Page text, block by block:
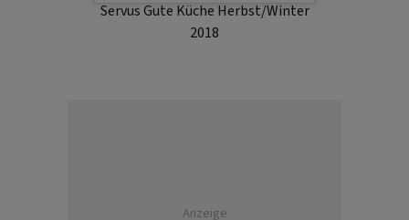
Servus Gute Küche Herbst/Winter
2018
Anzeige